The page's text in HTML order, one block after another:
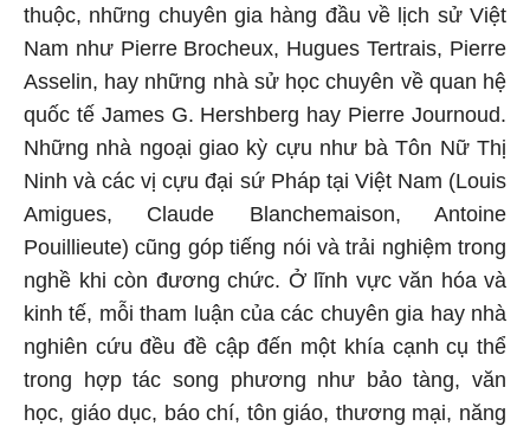
thuộc, những chuyên gia hàng đầu về lịch sử Việt
Nam như Pierre Brocheux, Hugues Tertrais, Pierre
Asselin, hay những nhà sử học chuyên về quan hệ
quốc tế James G. Hershberg hay Pierre Journoud.
Những nhà ngoại giao kỳ cựu như bà Tôn Nữ Thị
Ninh và các vị cựu đại sứ Pháp tại Việt Nam (Louis
Amigues, Claude Blanchemaison, Antoine
Pouillieute) cũng góp tiếng nói và trải nghiệm trong
nghề khi còn đương chức. Ở lĩnh vực văn hóa và
kinh tế, mỗi tham luận của các chuyên gia hay nhà
nghiên cứu đều đề cập đến một khía cạnh cụ thể
trong hợp tác song phương như bảo tàng, văn
học, giáo dục, báo chí, tôn giáo, thương mại, năng